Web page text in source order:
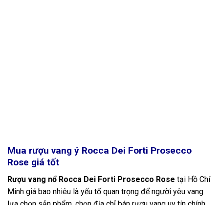
Mua rượu vang ý Rocca Dei Forti Prosecco
Rose giá tốt
Rượu vang nổ Rocca Dei Forti Prosecco Rose tại Hồ Chí
Minh giá bao nhiêu là yếu tố quan trọng để người yêu vang